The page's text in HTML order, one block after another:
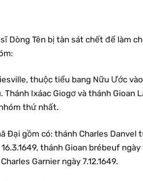
Dòng Tên bị tàn sát chết để làm
thuộc tiểu bang Nữu Ước vào
Ixáac Giogơ và thánh Gioan
thứ nhất.
Ðại gồm có: thánh Charles Danvel
thánh Gioan brébeuf ngày
Garnier ngày 7.12.1649.